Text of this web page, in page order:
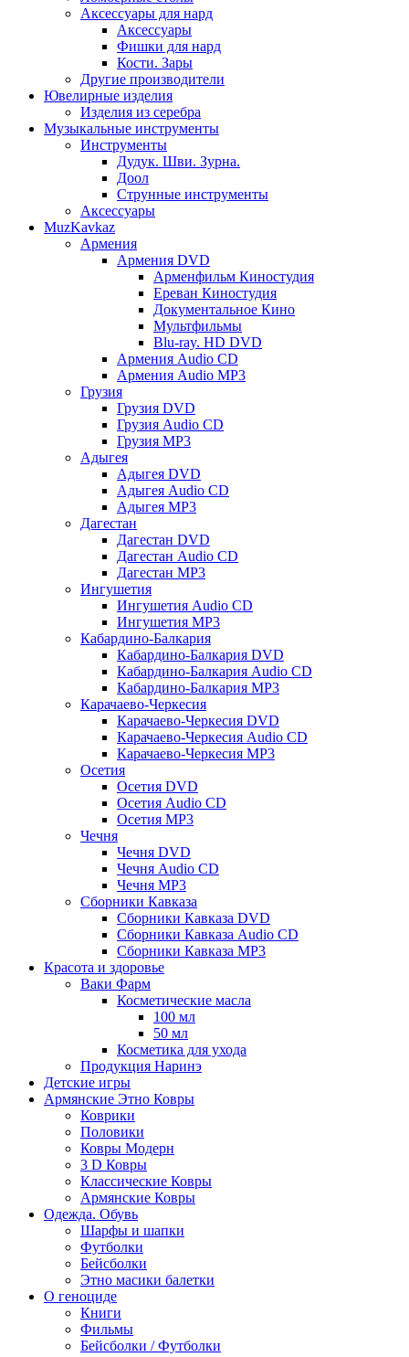
Аксессуары для нард
Аксессуары
Фишки для нард
Кости. Зары
Другие производители
Ювелирные изделия
Изделия из серебра
Музыкальные инструменты
Инструменты
Дудук. Шви. Зурна.
Доол
Струнные инструменты
Аксессуары
MuzKavkaz
Армения
Армения DVD
Арменфильм Киностудия
Ереван Киностудия
Документальное Кино
Мультфильмы
Blu-ray. HD DVD
Армения Audio CD
Армения Audio MP3
Грузия
Грузия DVD
Грузия Audio CD
Грузия MP3
Адыгея
Адыгея DVD
Адыгея Audio CD
Адыгея MP3
Дагестан
Дагестан DVD
Дагестан Audio CD
Дагестан MP3
Ингушетия
Ингушетия Audio CD
Ингушетия MP3
Кабардино-Балкария
Кабардино-Балкария DVD
Кабардино-Балкария Audio CD
Кабардино-Балкария MP3
Карачаево-Черкесия
Карачаево-Черкесия DVD
Карачаево-Черкесия Audio CD
Карачаево-Черкесия MP3
Осетия
Осетия DVD
Осетия Audio CD
Осетия MP3
Чечня
Чечня DVD
Чечня Audio CD
Чечня MP3
Сборники Кавказа
Сборники Кавказа DVD
Сборники Кавказа Audio CD
Сборники Кавказа MP3
Красота и здоровье
Ваки Фарм
Косметические масла
100 мл
50 мл
Косметика для ухода
Продукция Наринэ
Детские игры
Армянские Этно Ковры
Коврики
Половики
Ковры Модерн
3 D Ковры
Классические Ковры
Армянские Ковры
Одежда. Обувь
Шарфы и шапки
Футболки
Бейсболки
Этно масики балетки
О геноциде
Книги
Фильмы
Бейсболки / Футболки